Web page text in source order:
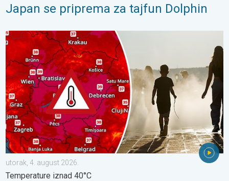
Japan se priprema za tajfun Dolphin
Ekstremne vrućine u istočnoj Europi. Temperature iznad 40°C.
utorak, 4. august 2026.
Temperature iznad 40°C